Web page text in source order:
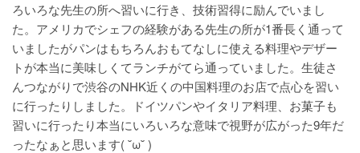
ろいろな先生の所へ習いに行き、技術習得に励んでいまし
た。アメリカでシェフの経験がある先生の所が1番長く通って
いましたがパンはもちろんおもてなしに使える料理やデザー
トが本当に美味しくてランチがてら通っていました。生徒さ
んつながりで渋谷のNHK近くの中国料理のお店で点心を習い
に行ったりしました。ドイツパンやイタリア料理、お菓子も
習いに行ったり本当にいろいろな意味で視野が広がった9年だ
ったなぁと思います( ˘ω˘ )